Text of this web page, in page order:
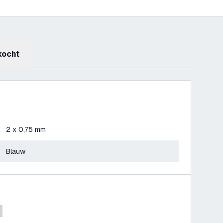
2 x 0,75 mm
Blauw